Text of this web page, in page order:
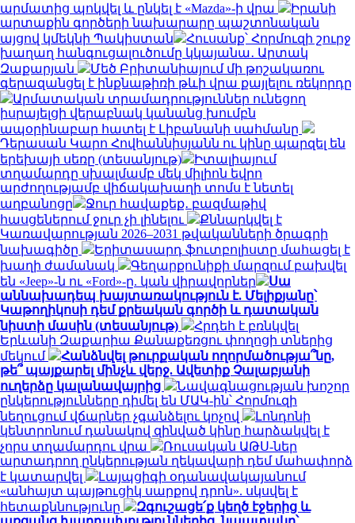
արմատից պոկվել և ընկել է «Mazda»-ի վրա
Իրանի
արտաքին գործերի նախարարը պաշտոնական
այցով կմեկնի Պակիստան
Հուսանք՝ Հորմուզի շուրջ
խաղաղ հանգուցալուծումը կկայանա․ Արտակ
Զաքարյան
Մեծ Բրիտանիայում մի թոշակառու
գերազանցել է ինքնաթիռի թևի վրա քայլելու ռեկորդը
Արմատական տրամադրություններ ունեցող
իսրայելցի վերաբնակ կանանց խումբն
ապօրինաբար հատել է Լիբանանի սահմանը
Դերասան Կարո Հովհաննիսյանն ու կինը պարզել են
երեխայի սեռը (տեսանյութ)
Իտալիայում
տղամարդը սխալմամբ մեկ միլիոն եվրո
արժողությամբ վիճակախաղի տոմս է նետել
աղբանոցը
Ջուր հավաքեք․ բազմաթիվ
հասցեներում ջուր չի լինելու
Քննարկվել է
Կառավարության 2026–2031 թվականների ծրագրի
նախագիծը
Երիտասարդ ֆուտբոլիստը մահացել է
խաղի ժամանակ
Գեղարքունիքի մարզում բախվել
են «Jeep»-ն ու «Ford»-ը. կան վիրավորներ
Սա
աննախադեպ խայտառակություն է. Մելիքյանը՝
Կաթողիկոսի դեմ քրեական գործի և դատական
նիստի մասին (տեսանյութ)
Հրդեհ է բռնկվել
Երևանի Զաքարիա Քանաքեռցու փողոցի տներից
մեկում
Հանձնվել թուրքական ողորմածությա՞նը,
թե՞ պայքարել մինչև վերջ. Ավետիք Չալաբյանի
ուղերձը կալանավայրից
Նավագնացության խոշոր
ընկերությունները դիմել են ՄԱԿ-ին՝ Հորմուզի
նեղուցում վճարներ չգանձելու կոչով
Լոնդոնի
կենտրոնում դանակով զինված կինը հարձակվել է
չորս տղամարդու վրա
Ռուսական ԱԹՍ-ներ
արտադրող ընկերության ղեկավարի դեմ մահափորձ
է կատարվել
Լայպցիգի օդանավակայանում
«անհայտ պայթուցիկ սարքով դրոն». սկսվել է
հետաքննությունը
Զգուշացե՛ք կեղծ էջերից և